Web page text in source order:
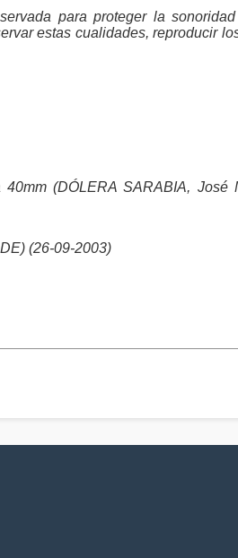
para proteger la
estas cualidades, reproducir
(DÓLERA SARABIA, José
(26-09-2003)